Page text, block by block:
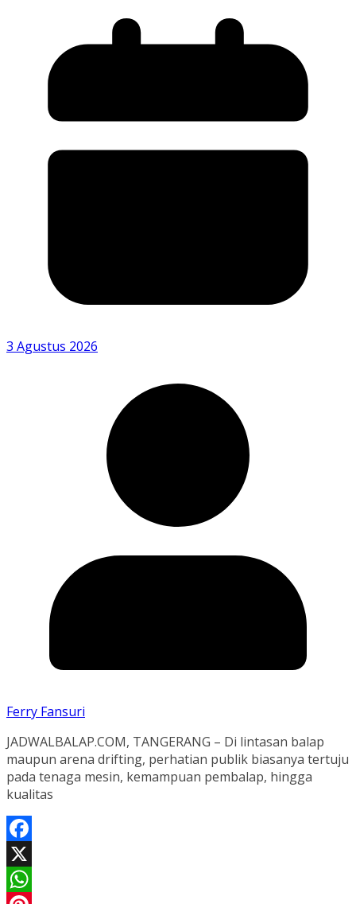
3 Agustus 2026
Ferry Fansuri
JADWALBALAP.COM, TANGERANG – Di lintasan balap
maupun arena drifting, perhatian publik biasanya tertuju
pada tenaga mesin, kemampuan pembalap, hingga
kualitas
Facebook
X